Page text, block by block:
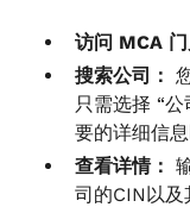
访问 MCA 门
搜索公司：
只需选择 “
要的详细信息
查看详情：
司的CIN以及